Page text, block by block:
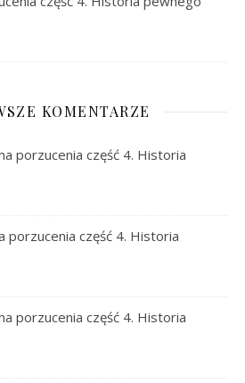
KOMENTARZE
porzucenia część 4. Historia
porzucenia część 4. Historia
porzucenia część 4. Historia